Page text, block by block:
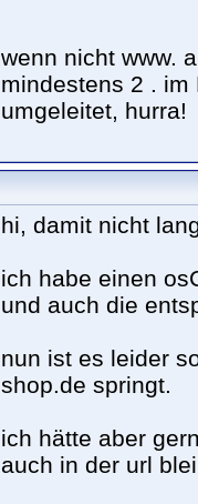
wenn nicht www.
mindestens 2 . im
umgeleitet, hurra!
hi, damit nicht
ich habe einen
und auch die
nun ist es leider
shop.de springt.
ich hätte aber
auch in der url